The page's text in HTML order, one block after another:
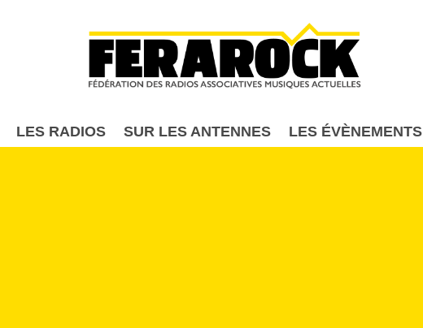
LES RADIOS SUR LES ANTENNES LES ÉVÈNEMENTS